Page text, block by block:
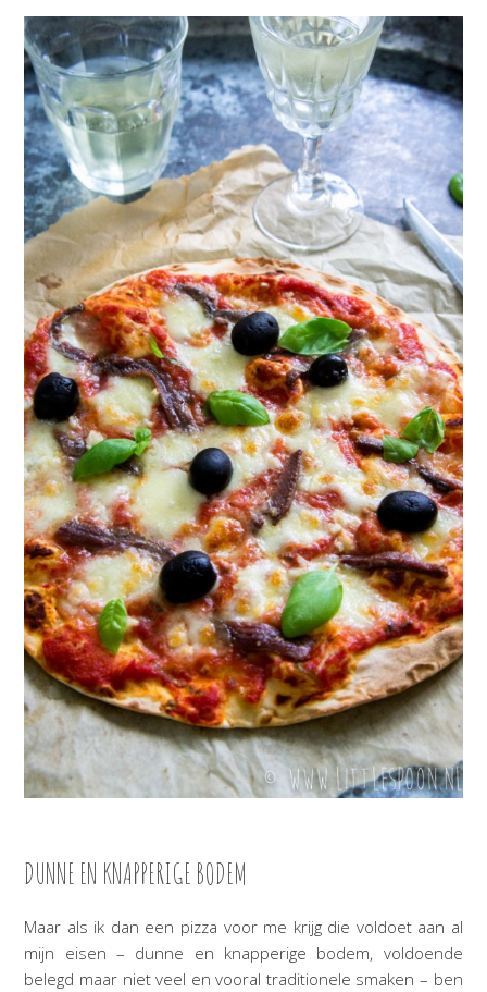
DUNNE EN KNAPPERIGE BODEM
Maar als ik dan een pizza voor me krijg die voldoet aan al
mijn eisen – dunne en knapperige bodem, voldoende
belegd maar niet veel en vooral traditionele smaken – ben